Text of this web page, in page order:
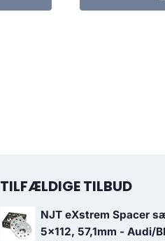
TILFÆLDIGE TILBUD
NJT eXstrem Spacer
5x112, 57,1mm - Audi/